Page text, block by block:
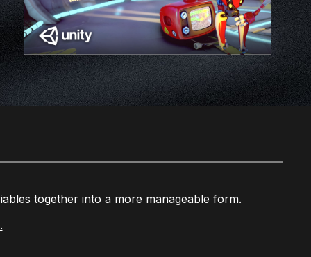
together into a more manageable form.